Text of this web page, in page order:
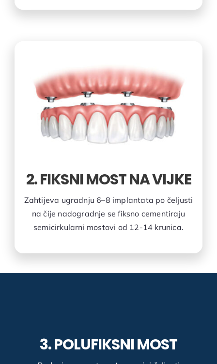
2. FIKSNI MOST NA VIJKE
Zahtijeva ugradnju 6–8 implantata po čeljusti
na čije nadogradnje se fiksno cementiraju
semicirkularni mostovi od 12-14 krunica.
3. POLUFIKSNI MOST